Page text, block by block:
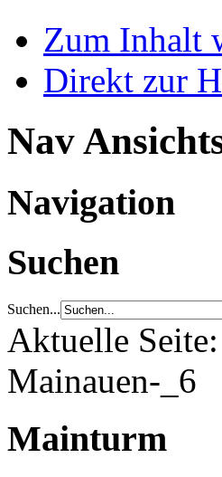
Zum Inhalt
Direkt zur
Nav
Navigation
Suchen
Suchen...
Aktuelle Seite:
Mainauen-_6
Mainturm